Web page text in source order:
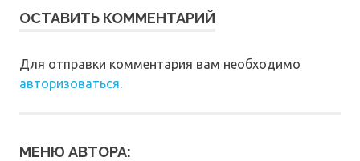
ОСТАВИТЬ КОММЕНТАРИЙ
Для отправки комментария вам необходимо
авторизоваться.
МЕНЮ АВТОРА: